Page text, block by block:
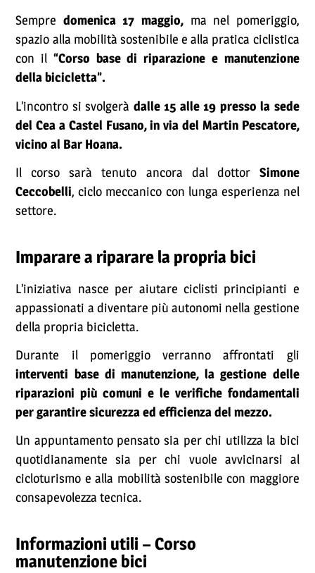
Sempre domenica 17 maggio, ma nel pomeriggio,
spazio alla mobilità sostenibile e alla pratica ciclistica
con il “Corso base di riparazione e manutenzione
della bicicletta”.
L’incontro si svolgerà dalle 15 alle 19 presso la sede
del Cea a Castel Fusano, in via del Martin Pescatore,
vicino al Bar Hoana.
Il corso sarà tenuto ancora dal dottor Simone
Ceccobelli, ciclo meccanico con lunga esperienza nel
settore.
Imparare a riparare la propria bici
L’iniziativa nasce per aiutare ciclisti principianti e
appassionati a diventare più autonomi nella gestione
della propria bicicletta.
Durante il pomeriggio verranno affrontati gli
interventi base di manutenzione, la gestione delle
riparazioni più comuni e le verifiche fondamentali
per garantire sicurezza ed efficienza del mezzo.
Un appuntamento pensato sia per chi utilizza la bici
quotidianamente sia per chi vuole avvicinarsi al
cicloturismo e alla mobilità sostenibile con maggiore
consapevolezza tecnica.
Informazioni utili – Corso
manutenzione bici